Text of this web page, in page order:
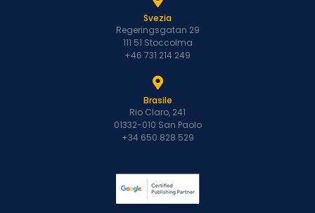
Svezia
Regeringsgatan 29
111 51 Stoccolma
+46 731 214 249
Brasile
Rio Claro, 241
01332-010 San Paolo
+34 650 828 529